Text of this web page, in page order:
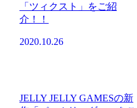
「ツィクスト」をご紹
介！！
2020.10.26
JELLY JELLY GAMESの新